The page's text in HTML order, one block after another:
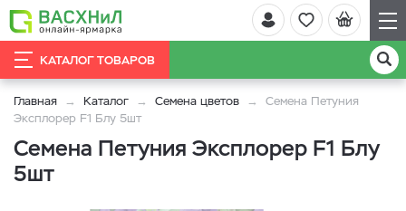
КАТАЛОГ ТОВАРОВ
Главная Каталог Семена цветов
Семена Петуния
Эксплорер F1 Блу 5шт
Семена Петуния Эксплорер F1 Блу
5шт